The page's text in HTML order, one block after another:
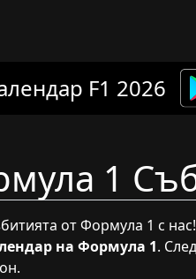
F1 2026
1
от Формула 1 с
на Формула 1.